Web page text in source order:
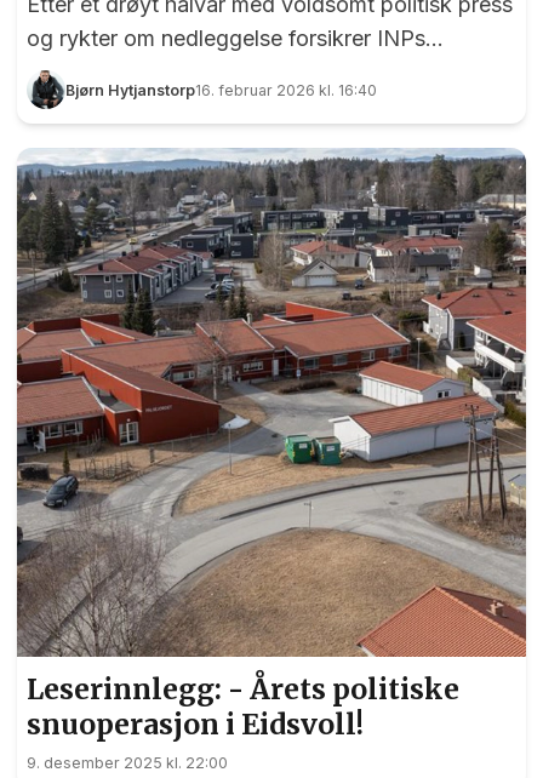
og rykter om nedleggelse forsikrer INPs
gruppeleder Stein Stensvold og nestleder Roy
Erik Eriksen at Industri- og Næringspartiet i
møtt dem for å høre deres versjon av historien.
Bjørn Hytjanstorp16. februar 2026 kl. 16:40
Leserinnlegg: - Årets politiske
snuoperasjon i Eidsvoll!
9. desember 2025 kl. 22:00